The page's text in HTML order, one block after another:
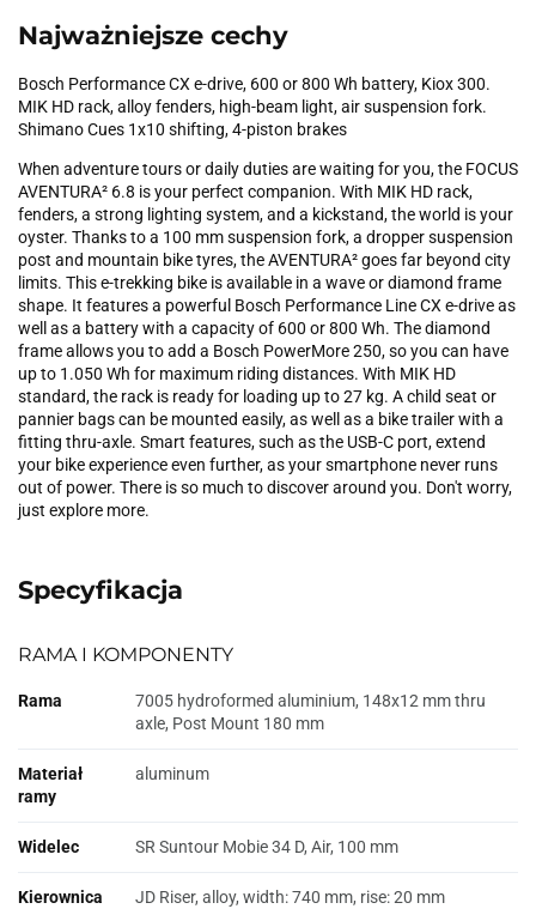
Najważniejsze cechy
Bosch Performance CX e-drive, 600 or 800 Wh battery, Kiox 300.
MIK HD rack, alloy fenders, high-beam light, air suspension fork.
Shimano Cues 1x10 shifting, 4-piston brakes
When adventure tours or daily duties are waiting for you, the FOCUS
AVENTURA² 6.8 is your perfect companion. With MIK HD rack,
fenders, a strong lighting system, and a kickstand, the world is your
oyster. Thanks to a 100 mm suspension fork, a dropper suspension
post and mountain bike tyres, the AVENTURA² goes far beyond city
limits. This e-trekking bike is available in a wave or diamond frame
shape. It features a powerful Bosch Performance Line CX e-drive as
well as a battery with a capacity of 600 or 800 Wh. The diamond
frame allows you to add a Bosch PowerMore 250, so you can have
up to 1.050 Wh for maximum riding distances. With MIK HD
standard, the rack is ready for loading up to 27 kg. A child seat or
pannier bags can be mounted easily, as well as a bike trailer with a
fitting thru-axle. Smart features, such as the USB-C port, extend
your bike experience even further, as your smartphone never runs
out of power. There is so much to discover around you. Don't worry,
just explore more.
Specyfikacja
RAMA I KOMPONENTY
Rama
7005 hydroformed aluminium, 148x12 mm thru
axle, Post Mount 180 mm
Materiał
ramy
aluminum
Widelec SR Suntour Mobie 34 D, Air, 100 mm
Kierownica JD Riser, alloy, width: 740 mm, rise: 20 mm